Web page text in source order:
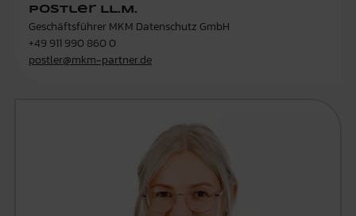
Postler LL.M.
Geschäftsführer MKM Datenschutz GmbH
+49 911 990 860 0
postler@mkm-partner.de